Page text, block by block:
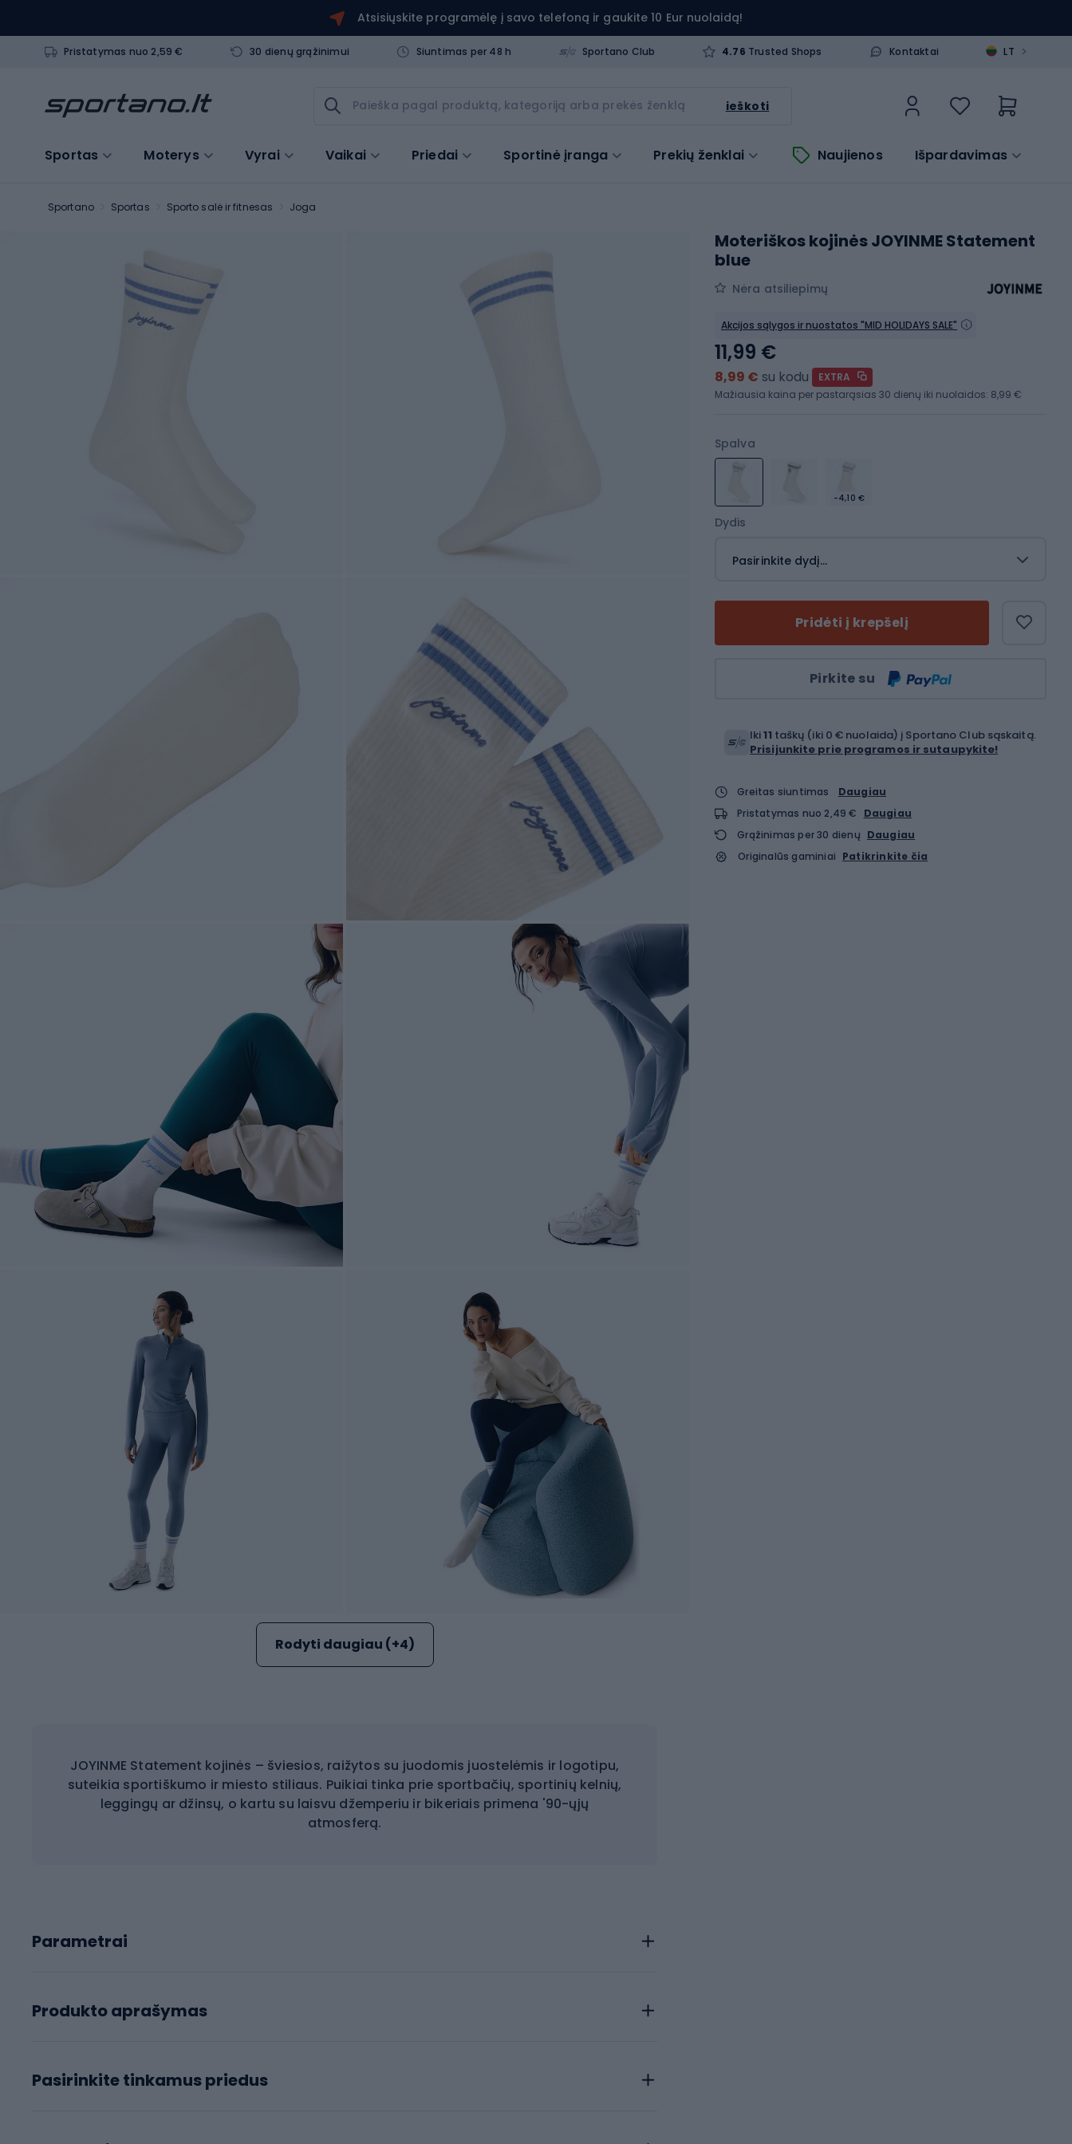
Atsisiųskite programėlę į savo telefoną ir gaukite 10 Eur nuolaidą!
Pristatymas nuo 2,59 € 30 dienų grąžinimui Siuntimas per 48 h Sportano Club 4.76 Trusted Shops Kontaktai LT >
ieškoti
Sportas Moterys Vyrai Vaikai Priedai Sportinė įranga Prekių ženklai Naujienos Išpardavimas
Sportano Sportas Sporto salė ir fitnesas Joga
Rodyti daugiau (+4)
JOYINME Statement kojinės – šviesios, raižytos su juodomis juostelėmis ir logotipu,
suteikia sportiškumo ir miesto stiliaus. Puikiai tinka prie sportbačių, sportinių kelnių,
leggingų ar džinsų, o kartu su laisvu džemperiu ir bikeriais primena '90-ųjų
atmosferą.
Parametrai
Produkto aprašymas
Pasirinkite tinkamus priedus
Moteriškos kojinės JOYINME Statement
blue
Nėra atsiliepimų
Akcijos sąlygos ir nuostatos "MID HOLIDAYS SALE"
Spalva
-4,10 €
Dydis
Pasirinkite dydį...
Pridėti į krepšelį
Pirkite su
11,99 €
8,99 € su kodu
EXTRA
Mažiausia kaina per pastarąsias 30 dienų iki nuolaidos: 8,99 €
Iki11 taškų (iki 0 € nuolaida) į Sportano Club sąskaitą.
Prisijunkite prie programos ir sutaupykite!
Greitas siuntimas
Daugiau
Pristatymas nuo 2,49 €
Daugiau
Grąžinimas per 30 dienų Daugiau
Originalūs gaminiai Patikrinkite čia